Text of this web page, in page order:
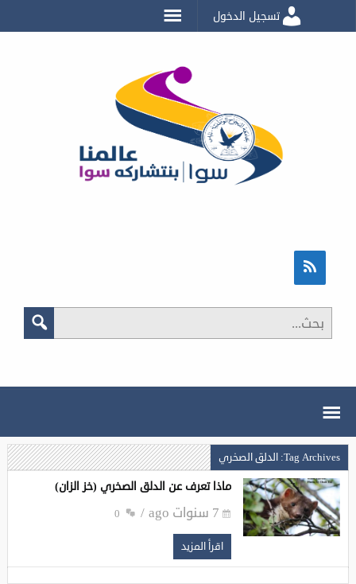
تسجيل الدخول
Tag Archives: الدلق الصخري
ماذا تعرف عن الدلق الصخري (خز الزان)
7 سنوات ago 0
اقرأ المزيد